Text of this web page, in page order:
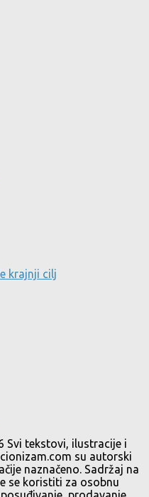
krajnji cilj
Svi tekstovi, ilustracije i
su autorski
naznačeno. Sadržaj na
se koristiti za osobnu